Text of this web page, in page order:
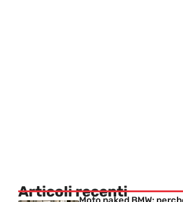
Articoli recenti